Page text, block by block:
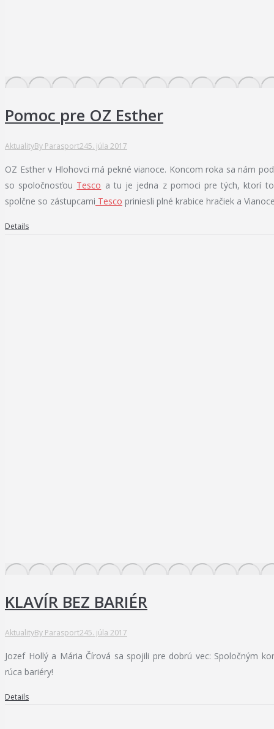
Pomoc pre OZ Esther
AktualityBy Parasport245. júla 2017
OZ Esther v Hlohovci má pekné vianoce. Koncom roka sa nám
so spoločnosťou Tesco a tu je jedna z pomoci pre tých, ktorí
spolčne so zástupcami Tesco priniesli plné krabice hračiek a
Details
KLAVÍR BEZ BARIÉR
AktualityBy Parasport245. júla 2017
Jozef Hollý a Mária Čírová sa spojili pre dobrú vec: Spoločným
rúca bariéry!
Details